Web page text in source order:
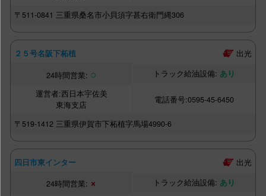
〒511-0841 三重県桑名市小貝須字甚右衛門縄306
２５号名阪下柘植 出光
○
あり
西日本宇佐美
東海支店
0595-45-6450
〒519-1412三重県伊賀市下柘植字馬場4990-6
四日市東インター 出光
×
あり